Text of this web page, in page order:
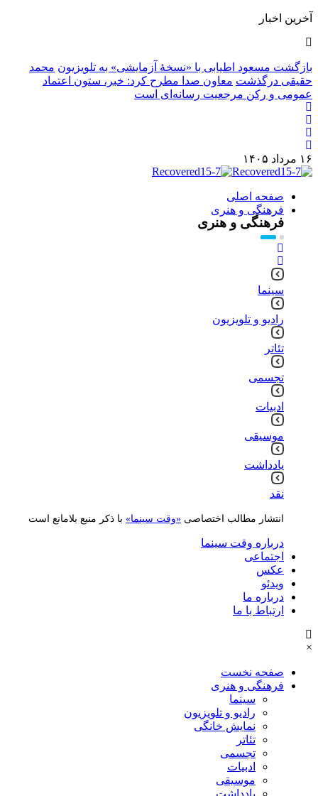
آخرین اخبار
بازگشت مسعود اطیابی با «نسخهٔ آزمایشی» به تلویزیون محمد
حقیقی درگذشت معاون صدا مطرح کرد: خبر، ستون اعتماد
عمومی و رکن مرجعیت رسانه‌ای است
۱۶ مرداد ۱۴۰۵
صفحه اصلی
فرهنگی و هنری
فرهنگی و هنری
سینما
رادیو و تلویزیون
تئاتر
تجسمی
ادبیات
موسیقی
یادداشت
نقد
انتشار مطالب اختصاصی «وقت سینما» با ذکر منبع بلامانع است
درباره وقت سینما
اجتماعی
عکس
ویدئو
درباره ما
ارتباط با ما
×
صفحه نخست
فرهنگی و هنری
سینما
رادیو و تلویزیون
نمایش خانگی
تئاتر
تجسمی
ادبیات
موسیقی
یادداشت